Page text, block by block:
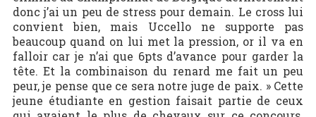
donc j’ai un peu de stress pour demain. Le cross lui
convient bien, mais Uccello ne supporte pas
beaucoup quand on lui met la pression, or il va en
falloir car je n’ai que 6pts d’avance pour garder la
tête. Et la combinaison du renard me fait un peu
peur, je pense que ce sera notre juge de paix. » Cette
jeune étudiante en gestion faisait partie de ceux